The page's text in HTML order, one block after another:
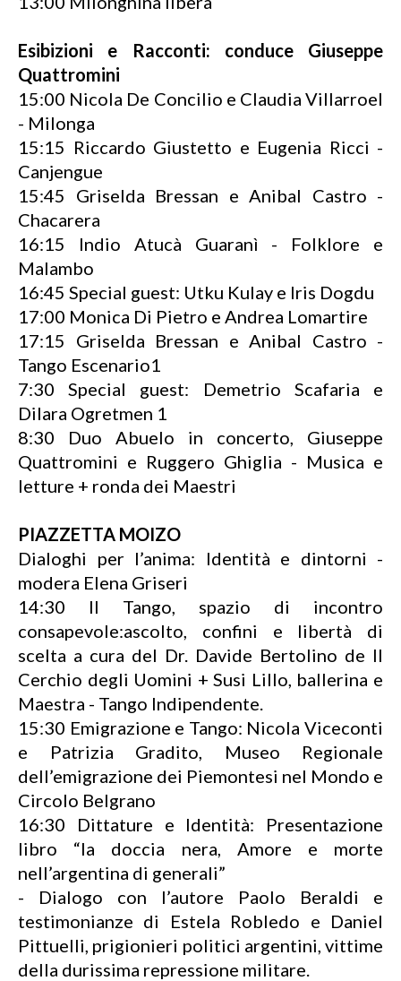
Esibizioni e Racconti: conduce Giuseppe
Quattromini
15:00 Nicola De Concilio e Claudia Villarroel
- Milonga
15:15 Riccardo Giustetto e Eugenia Ricci -
Canjengue
15:45 Griselda Bressan e Anibal Castro -
Chacarera
16:15 Indio Atucà Guaranì - Folklore e
Malambo
16:45 Special guest: Utku Kulay e Iris Dogdu
17:00 Monica Di Pietro e Andrea Lomartire
17:15 Griselda Bressan e Anibal Castro -
Tango Escenario1
7:30 Special guest: Demetrio Scafaria e
Dilara Ogretmen 1
8:30 Duo Abuelo in concerto, Giuseppe
Quattromini e Ruggero Ghiglia - Musica e
letture + ronda dei Maestri
PIAZZETTA MOIZO
Dialoghi per l’anima: Identità e dintorni -
modera Elena Griseri
14:30 Il Tango, spazio di incontro
consapevole:ascolto, confini e libertà di
scelta a cura del Dr. Davide Bertolino de Il
Cerchio degli Uomini + Susi Lillo, ballerina e
Maestra - Tango Indipendente.
15:30 Emigrazione e Tango: Nicola Viceconti
e Patrizia Gradito, Museo Regionale
dell’emigrazione dei Piemontesi nel Mondo e
Circolo Belgrano
16:30 Dittature e Identità: Presentazione
libro “la doccia nera, Amore e morte
nell’argentina di generali”
- Dialogo con l’autore Paolo Beraldi e
testimonianze di Estela Robledo e Daniel
Pittuelli, prigionieri politici argentini, vittime
della durissima repressione militare.